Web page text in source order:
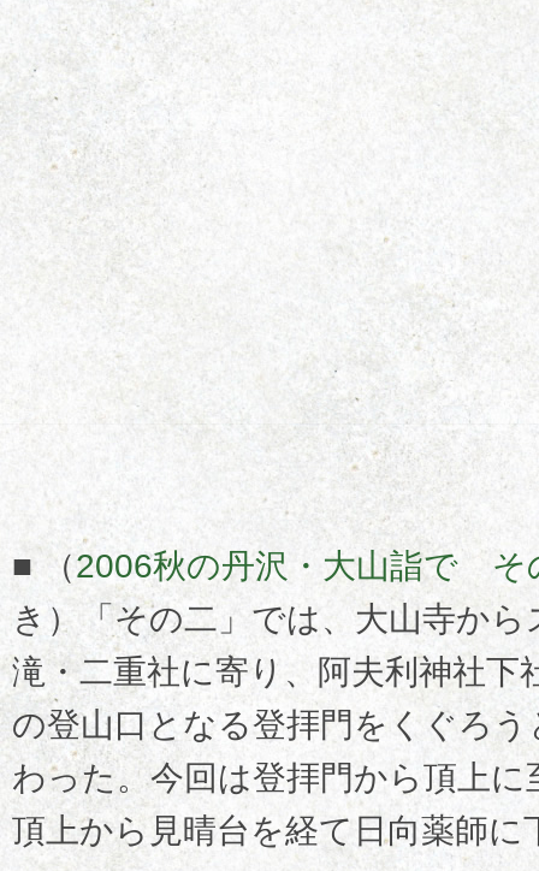
■ （2006秋の丹沢・大山詣で そ
き）「その二」では、大山寺か
滝・二重社に寄り、阿夫利神社下
の登山口となる登拝門をくぐろ
わった。今回は登拝門から頂上に
頂上から見晴台を経て日向薬師に